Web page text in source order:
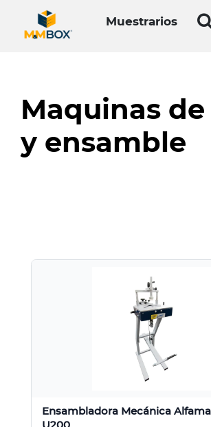
Muestrarios
Maquinas
y ensamble
Ensambladora Mecánica